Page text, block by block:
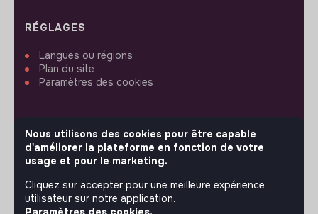
RÉGLAGES
Langues ou régions
Plan du site
Paramètres des cookies
SUIVEZ-NOUS
© 2026 jobs that makesense.
Nous utilisons des cookies pour être capable
d'améliorer la plateforme en fonction de votre
usage et pour le marketing.
Cliquez sur accepter pour une meilleure expérience
utilisateur sur notre application.